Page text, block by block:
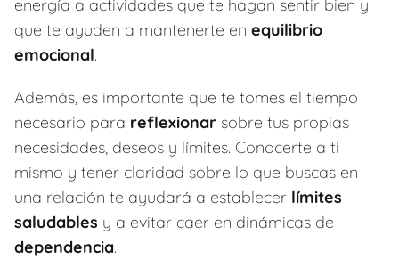
energía a actividades que te hagan sentir bien y
que te ayuden a mantenerte en equilibrio
emocional.
Además, es importante que te tomes el tiempo
necesario para reflexionar sobre tus propias
necesidades, deseos y límites. Conocerte a ti
mismo y tener claridad sobre lo que buscas en
una relación te ayudará a establecer límites
saludables y a evitar caer en dinámicas de
dependencia.